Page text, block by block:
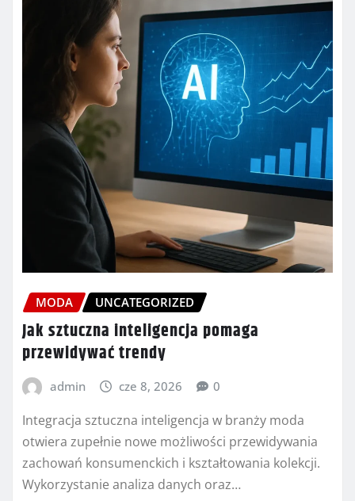
MODA UNCATEGORIZED
Jak sztuczna inteligencja pomaga
przewidywać trendy
admin cze 8, 2026 0
Integracja sztuczna inteligencja w branży moda
otwiera zupełnie nowe możliwości przewidywania
zachowań konsumenckich i kształtowania kolekcji.
Wykorzystanie analiza danych oraz…